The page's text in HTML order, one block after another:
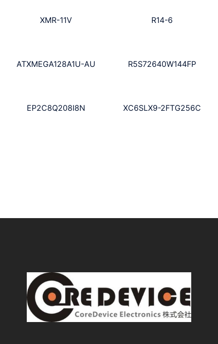
XMR-11V R14-6
ATXMEGA128A1U-AU R5S72640W144FP
EP2C8Q208I8N XC6SLX9-2FTG256C